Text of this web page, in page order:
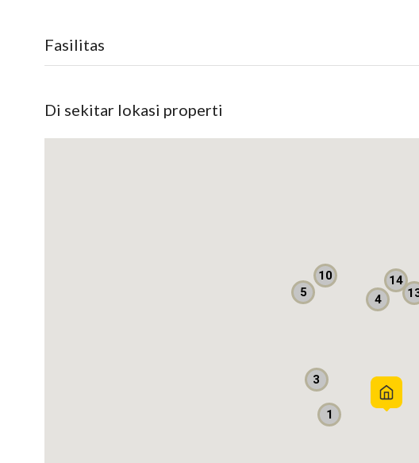
Luas bangunan: 1200 m2
Fasilitas
Di sekitar lokasi properti
1
3
4
5
10 14